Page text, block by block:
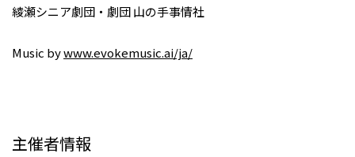
綾瀬シニア劇団・劇団 山の手事情社
Music bywww.evokemusic.ai/ja/
主催者情報